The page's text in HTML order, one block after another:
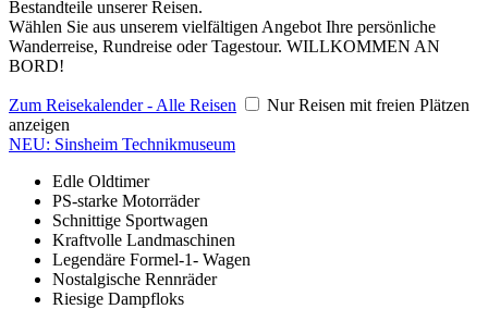
Bestandteile unserer Reisen.
Wählen Sie aus unserem vielfältigen Angebot Ihre persönliche
Wanderreise, Rundreise oder Tagestour. WILLKOMMEN AN
BORD!
Zum Reisekalender - Alle Reisen
Nur Reisen mit freien Plätzen
anzeigen
NEU: Sinsheim Technikmuseum
Edle Oldtimer
PS-starke Motorräder
Schnittige Sportwagen
Kraftvolle Landmaschinen
Legendäre Formel-1- Wagen
Nostalgische Rennräder
Riesige Dampfloks